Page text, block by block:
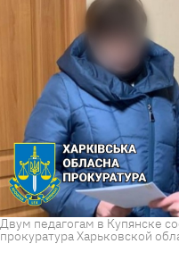
Двум педагогам в Купянске
прокуратура Харьковской